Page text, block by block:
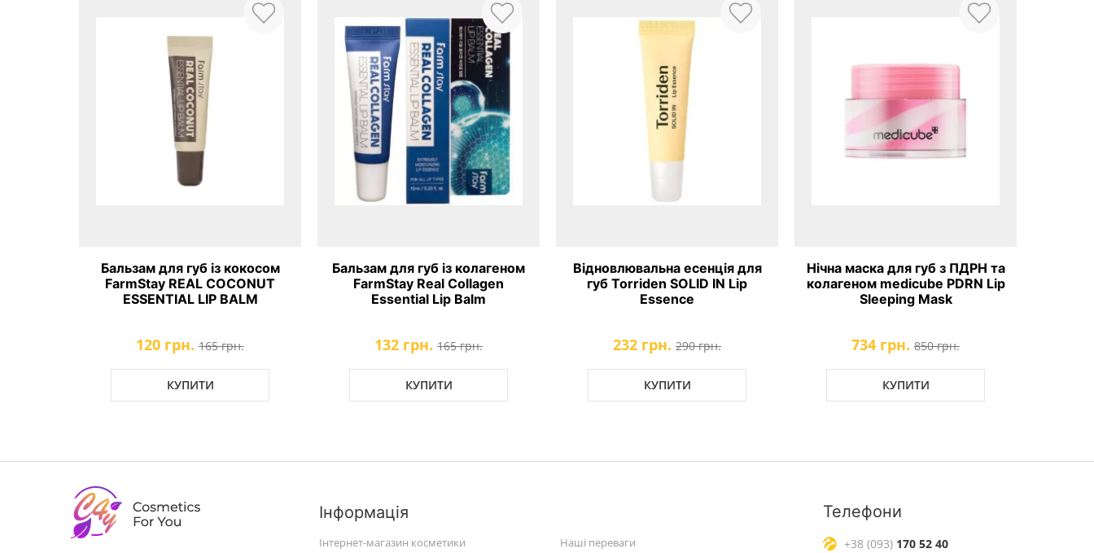
Бальзам для губ із кокосом
FarmStay REAL COCONUT
ESSENTIAL LIP BALM
120 грн. 165 грн.
КУПИТИ
Бальзам для губ із колагеном
FarmStay Real Collagen
Essential Lip Balm
132 грн. 165 грн.
КУПИТИ
Відновлювальна есенція для
губ Torriden SOLID IN Lip
Essence
232 грн. 290 грн.
КУПИТИ
Нічна маска для губ з ПДРН та
колагеном medicube PDRN Lip
Sleeping Mask
734 грн. 850 грн.
КУПИТИ
Інформація
Інтернет-магазин косметики Наші переваги
Телефони
+38 (093) 170 52 40